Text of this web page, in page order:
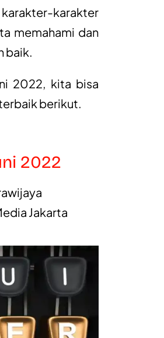
karakter
memahami dan
baik.
2022, kita bisa
berikut.
2022
Jakarta